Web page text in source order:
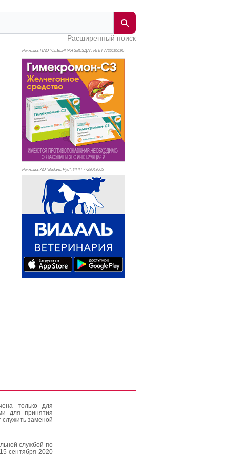
Расширенный поиск
Реклама. НАО "СЕВЕРНАЯ ЗВЕЗДА", ИНН 7720185196
Реклама. АО "Видаль Рус", ИНН 7728043605
только для
для принятия
заменой
службой по
сентября 2020